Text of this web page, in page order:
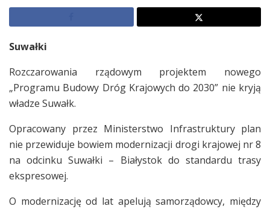
Suwałki
Rozczarowania rządowym projektem nowego
„Programu Budowy Dróg Krajowych do 2030” nie kryją
władze Suwałk.
Opracowany przez Ministerstwo Infrastruktury plan
nie przewiduje bowiem modernizacji drogi krajowej nr 8
na odcinku Suwałki – Białystok do standardu trasy
ekspresowej.
O modernizację od lat apelują samorządowcy, między